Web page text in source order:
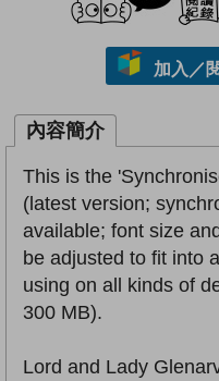
加入／
內容簡介
This is the
(latest version;
available; font size
be adjusted to fit into
using on all kinds of
300 MB).
Lord and Lady